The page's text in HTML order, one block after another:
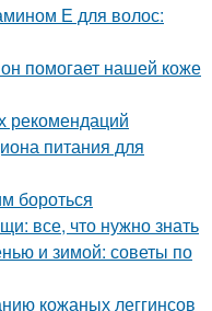
Е для волос:
помогает нашей коже
рекомендаций
питания для
бороться
все, что нужно знать
и зимой: советы по
кожаных леггинсов